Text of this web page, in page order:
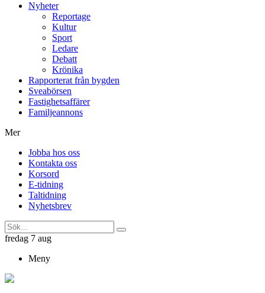
Nyheter
Reportage
Kultur
Sport
Ledare
Debatt
Krönika
Rapporterat från bygden
Sveabörsen
Fastighetsaffärer
Familjeannons
Mer
Jobba hos oss
Kontakta oss
Korsord
E-tidning
Taltidning
Nyhetsbrev
fredag 7 aug
Meny